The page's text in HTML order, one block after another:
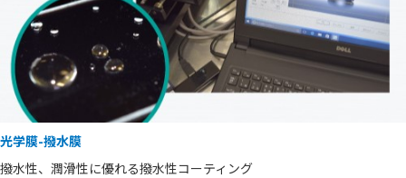
光学膜-撥水膜
撥水性、潤滑性に優れる撥水性コーティング